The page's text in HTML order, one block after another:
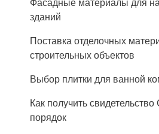
зданий
Поставка отделочных
строительных объектов
Выбор плитки для ванной
Как получить
порядок